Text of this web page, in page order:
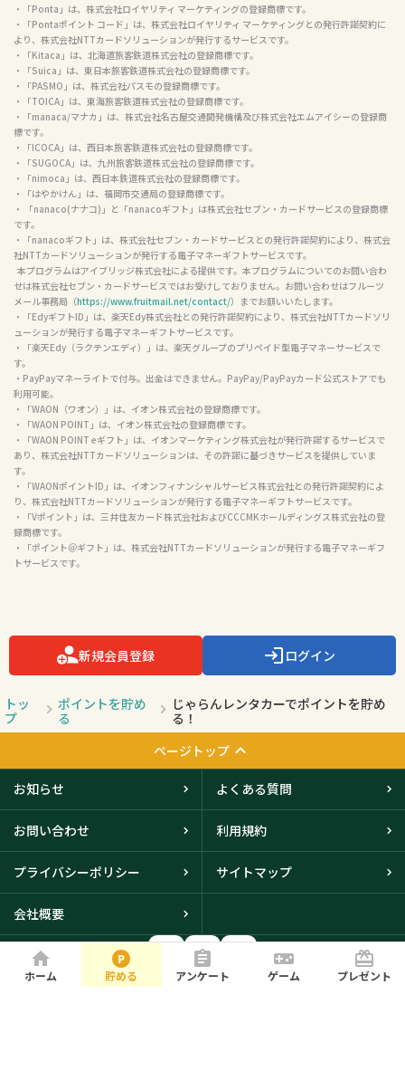
ホーム 貯める アンケート ゲーム プレゼント
・「Ponta」は、株式会社ロイヤリティ マーケティングの登録商標です。
・「Pontaポイント コード」は、株式会社ロイヤリティ マーケティングとの発行許諾契約に
より、株式会社NTTカードソリューションが発行するサービスです。
・「Kitaca」は、北海道旅客鉄道株式会社の登録商標です。
・「Suica」は、東日本旅客鉄道株式会社の登録商標です。
・「PASMO」は、株式会社パスモの登録商標です。
・「TOICA」は、東海旅客鉄道株式会社の登録商標です。
・「manaca/マナカ」は、株式会社名古屋交通開発機構及び株式会社エムアイシーの登録商
標です。
・「ICOCA」は、西日本旅客鉄道株式会社の登録商標です。
・「SUGOCA」は、九州旅客鉄道株式会社の登録商標です。
・「nimoca」は、西日本鉄道株式会社の登録商標です。
・「はやかけん」は、福岡市交通局の登録商標です。
・ 「nanaco(ナナコ)」と「nanacoギフト」は株式会社セブン・カードサービスの登録商標
です。
・「nanacoギフト」は、株式会社セブン・カードサービスとの発行許諾契約により、株式会
社NTTカードソリューションが発行する電子マネーギフトサービスです。
せは株式会社セブン・カードサービスではお受けしておりません。お問い合わせはフルーツ
メール事務局（https://www.fruitmail.net/contact/）までお願いいたします。
・「EdyギフトID」は、楽天Edy株式会社との発行許諾契約により、株式会社NTTカードソリ
ューションが発行する電子マネーギフトサービスです。
・「楽天Edy（ラクテンエディ）」は、楽天グループのプリペイド型電子マネーサービスで
す。
・PayPayマネーライトで付与。出金はできません。PayPay/PayPayカード公式ストアでも
利用可能。
・「WAON（ワオン）」は、イオン株式会社の登録商標です。
・「WAON POINT」は、イオン株式会社の登録商標です。
・「WAON POINT eギフト」は、イオンマーケティング株式会社が発行許諾するサービスで
あり、株式会社NTTカードソリューションは、その許諾に基づきサービスを提供していま
す。
・「WAONポイントID」は、イオンフィナンシャルサービス株式会社との発行許諾契約によ
り、株式会社NTTカードソリューションが発行する電子マネーギフトサービスです。
・「Vポイント」は、三井住友カード株式会社およびCCCMKホールディングス株式会社の登
録商標です。
・「ポイント＠ギフト」は、株式会社NTTカードソリューションが発行する電子マネーギフ
トサービスです。
新規会員登録 ログイン
トッ
プ
ポイントを貯め
る
じゃらんレンタカーでポイントを貯め
る！
ページトップ
お知らせ よくある質問
お問い合わせ 利用規約
プライバシーポリシー サイトマップ
会社概要